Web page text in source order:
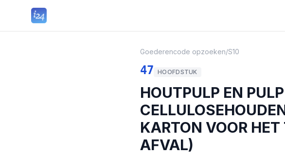
Goederencode opzoeken/S10
47 HOOFDSTUK
HOUTPULP EN
KARTON VOOR
AFVAL)